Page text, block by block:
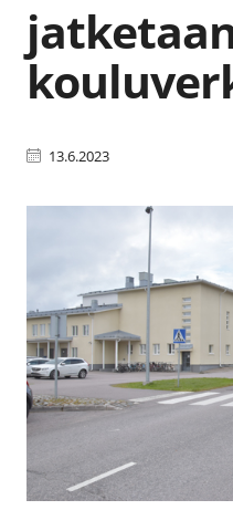
13.6.2023